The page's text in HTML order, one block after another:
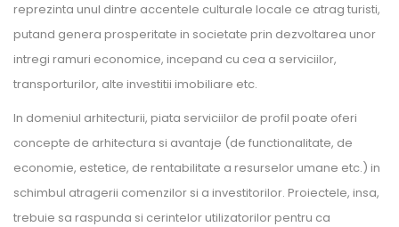
reprezinta unul dintre accentele culturale locale ce atrag turisti,
putand genera prosperitate in societate prin dezvoltarea unor
intregi ramuri economice, incepand cu cea a serviciilor,
transporturilor, alte investitii imobiliare etc.
In domeniul arhitecturii, piata serviciilor de profil poate oferi
concepte de arhitectura si avantaje (de functionalitate, de
economie, estetice, de rentabilitate a resurselor umane etc.) in
schimbul atragerii comenzilor si a investitorilor. Proiectele, insa,
trebuie sa raspunda si cerintelor utilizatorilor pentru ca